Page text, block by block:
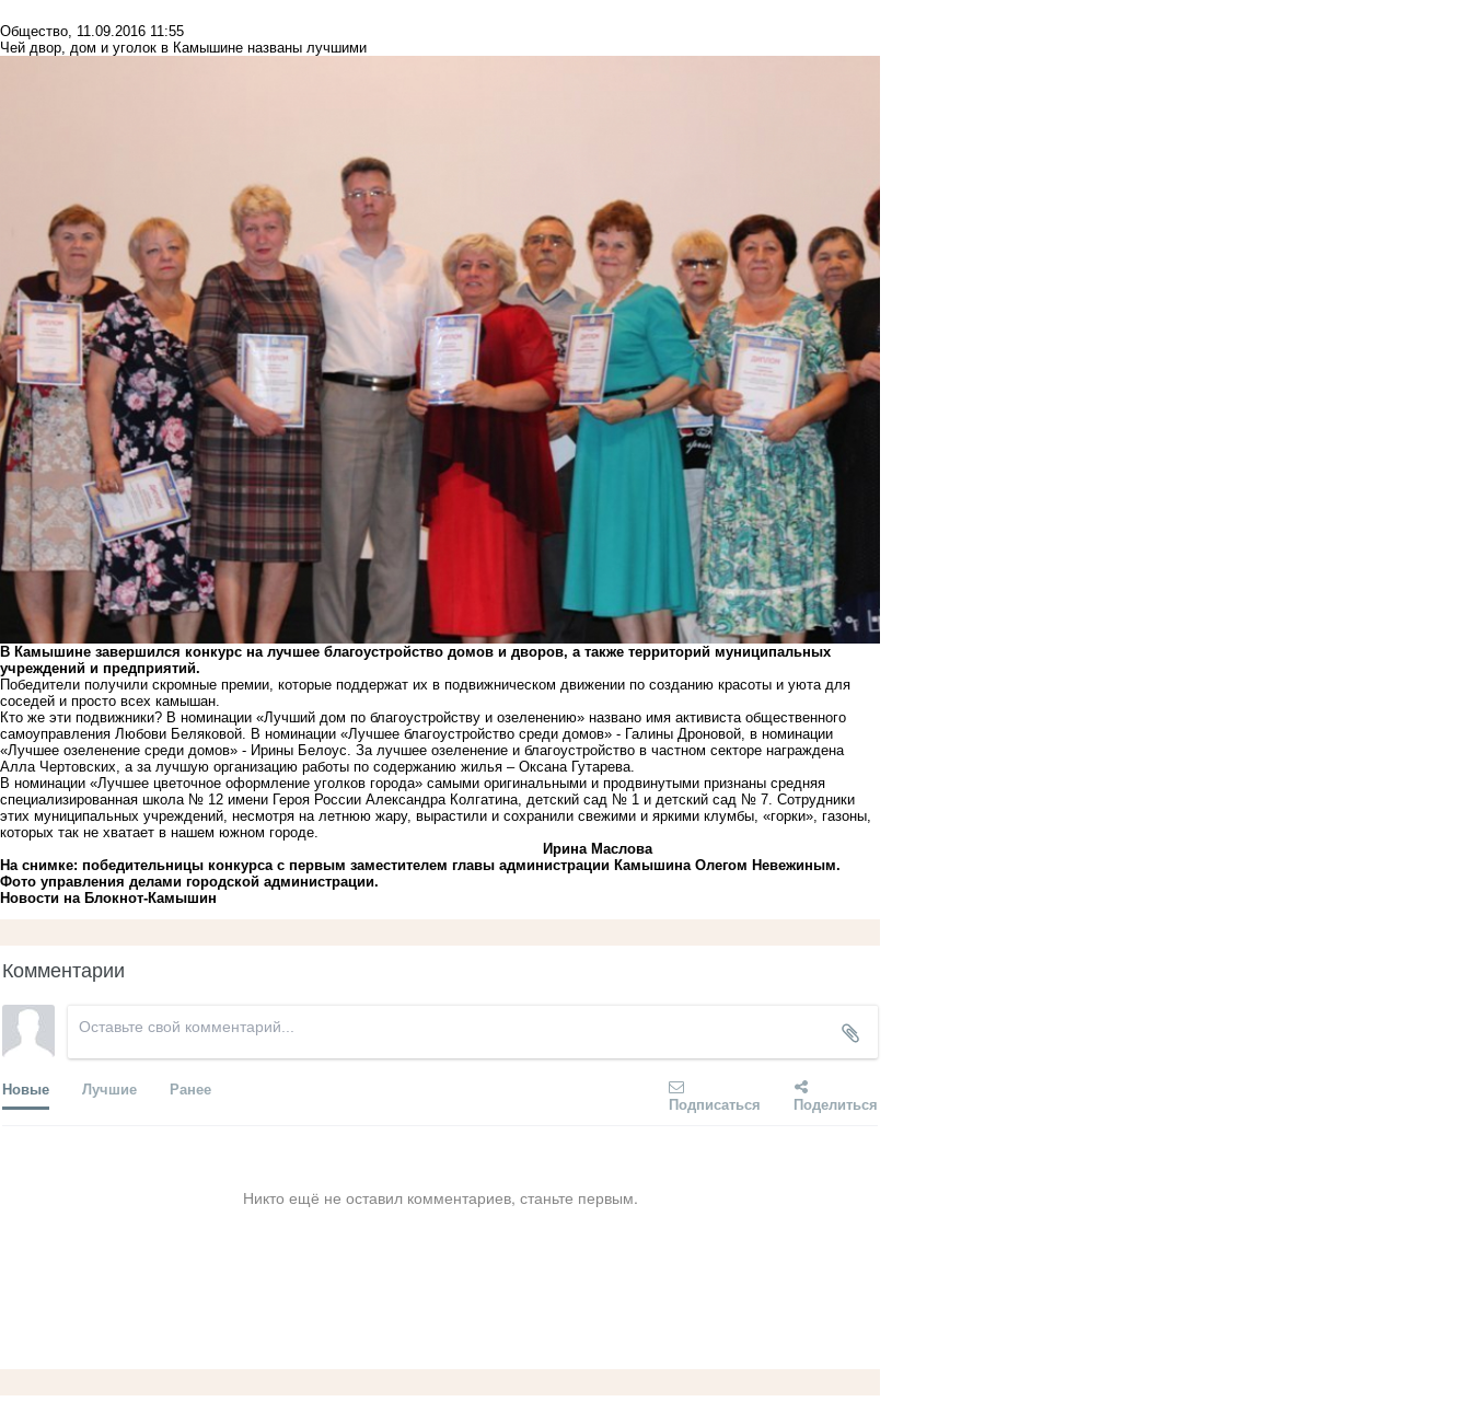
Общество, 11.09.2016 11:55
Чей двор, дом и уголок в Камышине названы лучшими
В Камышине завершился конкурс на лучшее благоустройство домов и дворов, а также территорий муниципальных
учреждений и предприятий.
Победители получили скромные премии, которые поддержат их в подвижническом движении по созданию красоты и уюта для
соседей и просто всех камышан.
Кто же эти подвижники? В номинации «Лучший дом по благоустройству и озеленению» названо имя активиста общественного
самоуправления Любови Беляковой. В номинации «Лучшее благоустройство среди домов» - Галины Дроновой, в номинации
«Лучшее озеленение среди домов» - Ирины Белоус. За лучшее озеленение и благоустройство в частном секторе награждена
Алла Чертовских, а за лучшую организацию работы по содержанию жилья – Оксана Гутарева.
В номинации «Лучшее цветочное оформление уголков города» самыми оригинальными и продвинутыми признаны средняя
специализированная школа № 12 имени Героя России Александра Колгатина, детский сад № 1 и детский сад № 7. Сотрудники
этих муниципальных учреждений, несмотря на летнюю жару, вырастили и сохранили свежими и яркими клумбы, «горки», газоны,
которых так не хватает в нашем южном городе.
Ирина Маслова
На снимке: победительницы конкурса с первым заместителем главы администрации Камышина Олегом Невежиным.
Фото управления делами городской администрации.
Новости на Блoкнoт-Камышин
Комментарии
Новые Лучшие Ранее
Подписаться Поделиться
Никто ещё не оставил комментариев, станьте первым.